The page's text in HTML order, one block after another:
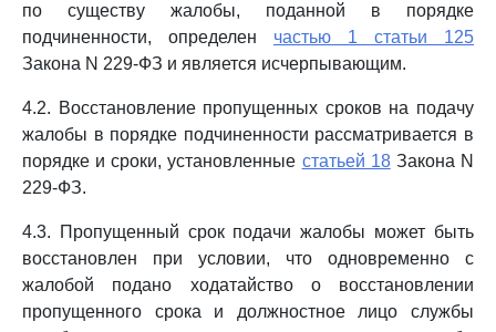
по существу жалобы, поданной в порядке
подчиненности, определен частью 1 статьи 125
Закона N 229-ФЗ и является исчерпывающим.
4.2. Восстановление пропущенных сроков на подачу
жалобы в порядке подчиненности рассматривается в
порядке и сроки, установленные статьей 18Закона N
229-ФЗ.
4.3. Пропущенный срок подачи жалобы может быть
восстановлен при условии, что одновременно с
жалобой подано ходатайство о восстановлении
пропущенного срока и должностное лицо службы